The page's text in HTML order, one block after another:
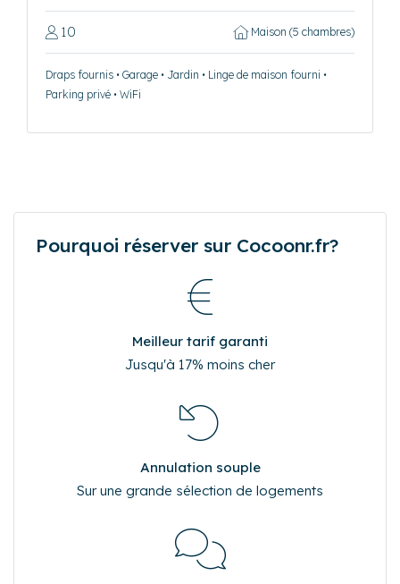
10 Maison (5 chambres)
Draps fournis • Garage • Jardin • Linge de maison fourni •
Parking privé • WiFi
Pourquoi réserver sur Cocoonr.fr?
Meilleur tarif garanti
Jusqu'à 17% moins cher
Annulation souple
Sur une grande sélection de logements